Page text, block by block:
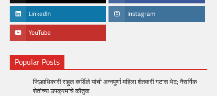
LinkedIn Instagram
YouTube
Popular Posts
जिल्हाधिकारी राहुल कर्डिले यांची अन्नपूर्णा महिला शेतकरी गटास भेट; नैसर्गिक
शेतीच्या उपक्रमांचे कौतुक